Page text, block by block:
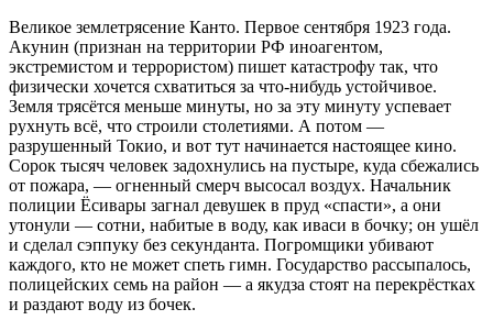
Великое землетрясение Канто. Первое сентября 1923 года.
Акунин (признан на территории РФ иноагентом,
экстремистом и террористом) пишет катастрофу так, что
физически хочется схватиться за что-нибудь устойчивое.
Земля трясётся меньше минуты, но за эту минуту успевает
рухнуть всё, что строили столетиями. А потом —
разрушенный Токио, и вот тут начинается настоящее кино.
Сорок тысяч человек задохнулись на пустыре, куда сбежались
от пожара, — огненный смерч высосал воздух. Начальник
полиции Ёсивары загнал девушек в пруд «спасти», а они
утонули — сотни, набитые в воду, как иваси в бочку; он ушёл
и сделал сэппуку без секунданта. Погромщики убивают
каждого, кто не может спеть гимн. Государство рассыпалось,
полицейских семь на район — а якудза стоят на перекрёстках
и раздают воду из бочек.